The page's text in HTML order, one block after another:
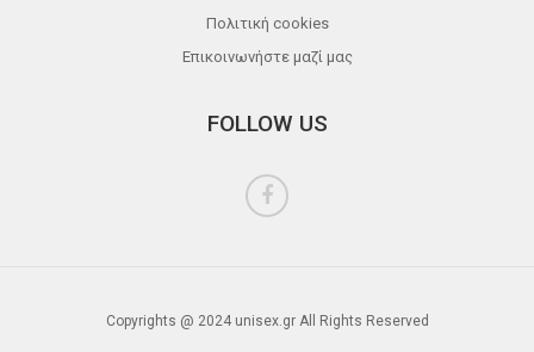
Πολιτική cookies
Επικοινωνήστε μαζί μας
FOLLOW US
Copyrights @ 2024 unisex.gr All Rights Reserved